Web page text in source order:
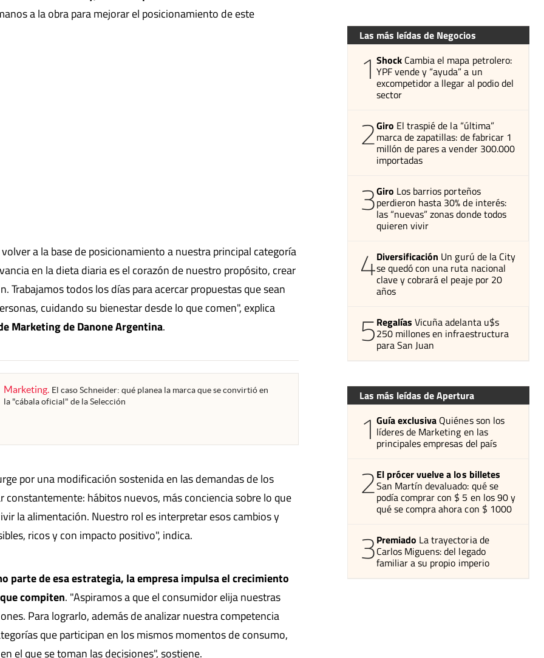
a la obra para mejorar el posicionamiento de este
a la base de posicionamiento a nuestra principal categoría
en la dieta diaria es el corazón de nuestro propósito, crear
Trabajamos todos los días para acercar propuestas que sean
cuidando su bienestar desde lo que comen", explica
Marketing de Danone Argentina.
Marketing. El caso Schneider: qué planea la marca que se convirtió en
la "cábala oficial" de la Selección
por una modificación sostenida en las demandas de los
constantemente: hábitos nuevos, más conciencia sobre lo que
la alimentación. Nuestro rol es interpretar esos cambios y
ricos y con impacto positivo", indica.
parte de esa estrategia, la empresa impulsa el crecimiento
compiten. "Aspiramos a que el consumidor elija nuestras
Para lograrlo, además de analizar nuestra competencia
que participan en los mismos momentos de consumo,
el que se toman las decisiones", sostiene.
Las más leídas de Negocios
1 Shock Cambia el mapa petrolero:
YPF vende y “ayuda” a un
excompetidor a llegar al podio del
sector
2Giro El traspié de la “última”
marca de zapatillas: de fabricar 1
millón de pares a vender 300.000
importadas
3Giro Los barrios porteños
perdieron hasta 30% de interés:
las “nuevas” zonas donde todos
quieren vivir
4Diversificación Un gurú de la City
se quedó con una ruta nacional
clave y cobrará el peaje por 20
años
5Regalías Vicuña adelanta u$s
250 millones en infraestructura
para San Juan
Las más leídas de Apertura
1 Guía exclusiva Quiénes son los
líderes de Marketing en las
principales empresas del país
2El prócer vuelve a los billetes
San Martín devaluado: qué se
podía comprar con $ 5 en los 90 y
qué se compra ahora con $ 1000
3Premiado La trayectoria de
Carlos Miguens: del legado
familiar a su propio imperio